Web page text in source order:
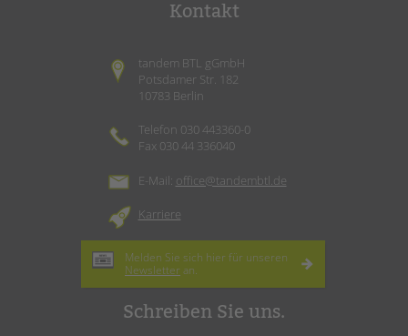
Kontakt
tandem BTL gGmbH
Potsdamer Str. 182
10783 Berlin
Telefon 030 443360-0
Fax 030 44 336040
E-Mail: office@tandembtl.de
Karriere
Melden Sie sich hier für unseren
Newsletter an.
Schreiben Sie uns.